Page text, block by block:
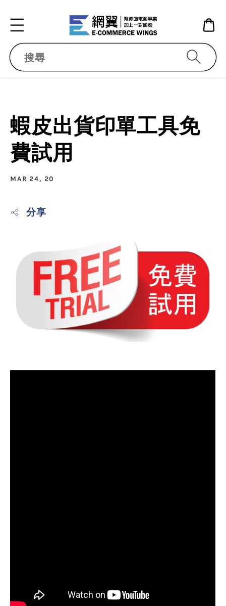
搜尋
蝦皮出貨印單工具免
費試用
MAR 24, 20
分享